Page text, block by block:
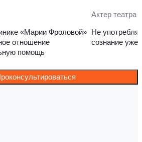
«Марии Фроловой»
отношение
помощь
Актер театра
Не
сознание уже